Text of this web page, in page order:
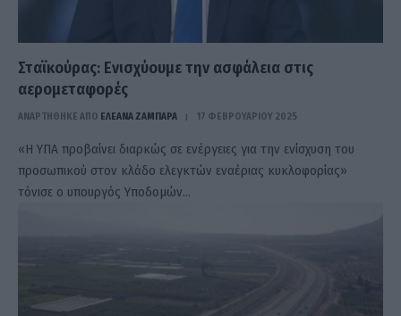
Σταϊκούρας: Ενισχύουμε την ασφάλεια στις
αερομεταφορές
ΑΝΑΡΤΗΘΗΚΕ ΑΠΟ ΕΛΕΑΝΑ ΖΑΜΠΑΡΑ 17 ΦΕΒΡΟΥΑΡΊΟΥ 2025
«Η ΥΠΑ προβαίνει διαρκώς σε ενέργειες για την ενίσχυση του
προσωπικού στον κλάδο ελεγκτών εναέριας κυκλοφορίας»
τόνισε ο υπουργός Υποδομών…